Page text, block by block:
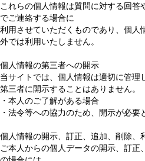
これらの個人情報は質問に対する回答
でご連絡する場合に
利用させていただくものであり、個人
外では利用いたしません。
個人情報の第三者への開示
当サイトでは、個人情報は適切に管理
第三者に開示することはありません。
・本人のご了解がある場合
・法令等への協力のため、開示が必要
個人情報の開示、訂正、追加、削除、
ご本人からの個人データの開示、訂正